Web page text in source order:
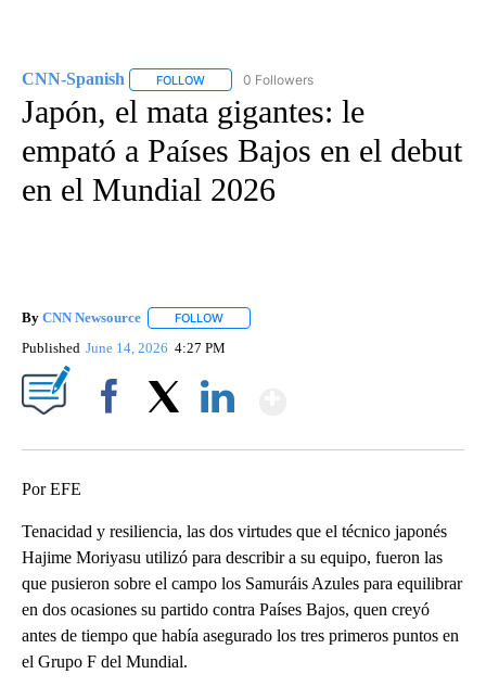
CNN-Spanish FOLLOW FOLLOW "CNN-SPANISH" TO RECEIVE
0 Followers
Japón, el mata gigantes: le
empató a Países Bajos en el debut
en el Mundial 2026
By CNN Newsource FOLLOW
Published June 14, 2026 4:27 PM
Por EFE
Tenacidad y resiliencia, las dos virtudes que el técnico japonés
Hajime Moriyasu utilizó para describir a su equipo, fueron las
que pusieron sobre el campo los Samuráis Azules para equilibrar
en dos ocasiones su partido contra Países Bajos, quen creyó
antes de tiempo que había asegurado los tres primeros puntos en
el Grupo F del Mundial.